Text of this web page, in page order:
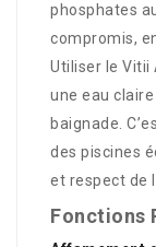
phosphates
compromis,
Utiliser le
une eau
baignade.
des piscines
et respect de
Fonctions